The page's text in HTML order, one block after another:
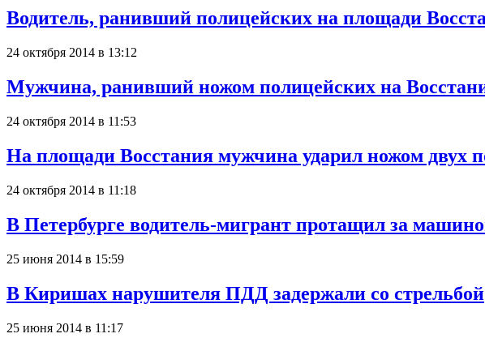
Водитель, ранивший полицейских на площади
24 октября 2014 в 13:12
Мужчина, ранивший ножом полицейских на
24 октября 2014 в 11:53
На площади Восстания мужчина ударил ножом двух
24 октября 2014 в 11:18
В Петербурге водитель-мигрант протащил за
25 июня 2014 в 15:59
В Киришах нарушителя ПДД задержали со стрельбой
25 июня 2014 в 11:17